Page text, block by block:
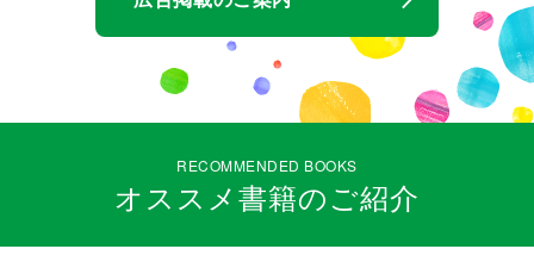
RECOMMENDED BOOKS
オススメ書籍のご紹介